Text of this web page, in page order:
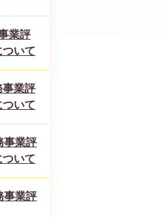
業評
いて
事業評
いて
事業評
いて
事業評